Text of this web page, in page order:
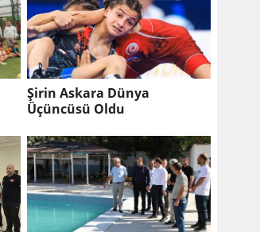
Şirin Askara Dünya
Üçüncüsü Oldu